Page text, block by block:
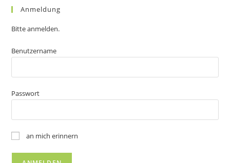
Anmeldung
Bitte anmelden.
Benutzername
Passwort
an mich erinnern